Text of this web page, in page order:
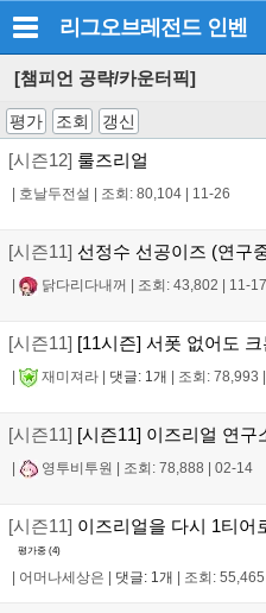
리그오브레전드 인벤
[챔피언 공략/카운터픽]
평가 조회 갱신
[시즌12] 룰즈리얼
호날두전설 조회: 80,104 11-26
[시즌11] 선정수 선공이즈 (연구
닭다리다내꺼 조회: 43,802 11-17
[시즌11] [11시즌] 서폿 없어도
재미져라 댓글: 1개 조회: 78,993
[시즌11] [시즌11] 이즈리얼 연구
영투비투원 조회: 78,888 02-14
[시즌11] 이즈리얼을 다시 1티어
평가중 (4)
어머나세상은 댓글: 1개 조회: 55,465